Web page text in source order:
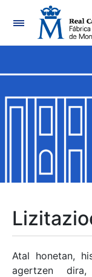
Erakutsi/
Erakutsi/
Erakutsi/
Erakutsi/
Atal honetan,
agertzen